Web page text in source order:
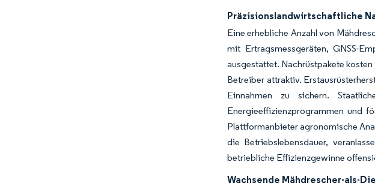
Präzisionslandwirtschaftliche
Eine erhebliche Anzahl von
mit Ertragsmessgeräten, GNSS-
ausgestattet. Nachrüstpakete
Betreiber attraktiv.
Einnahmen zu sichern.
Energieeffizienzprogrammen und
Plattformanbieter agronomische
die Betriebslebensdauer,
betriebliche Effizienzgewinne
Wachsende Mähdrescher-als-